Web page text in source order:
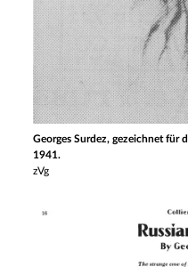
Georges Surdez, gezeichnet für
1941.
zVg